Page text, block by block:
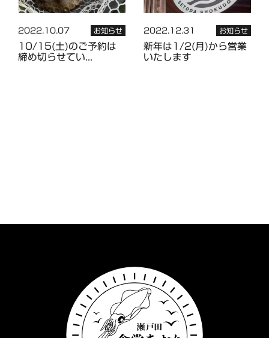
2022.10.07 お知らせ
10/15(土)のご予約は
締め切らせてい...
2022.12.31 お知らせ
新年は1/2(月)から営業
いたします